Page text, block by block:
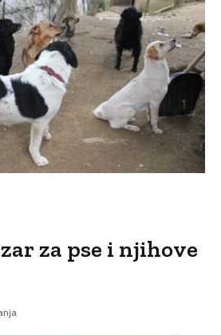
za pse i njihove